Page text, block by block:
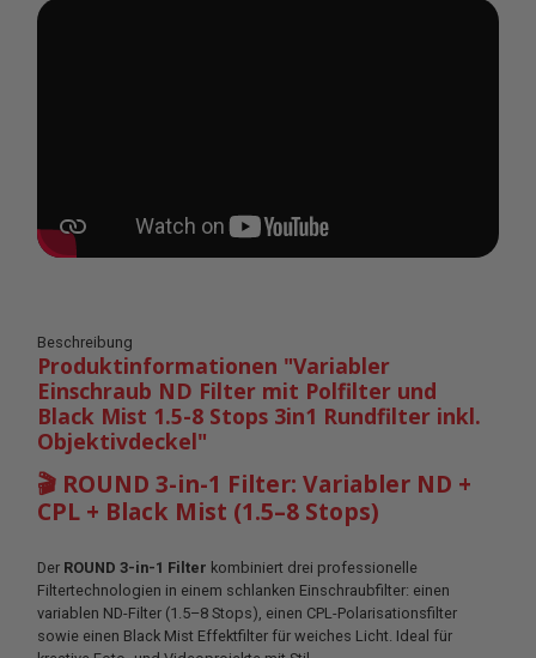
Beschreibung
Produktinformationen "Variabler
Einschraub ND Filter mit Polfilter und
Black Mist 1.5-8 Stops 3in1 Rundfilter inkl.
Objektivdeckel"
🎬 ROUND 3-in-1 Filter: Variabler ND +
CPL + Black Mist (1.5–8 Stops)
Der ROUND 3-in-1 Filter kombiniert drei professionelle
Filtertechnologien in einem schlanken Einschraubfilter: einen
variablen ND-Filter (1.5–8 Stops), einen CPL-Polarisationsfilter
sowie einen Black Mist Effektfilter für weiches Licht. Ideal für